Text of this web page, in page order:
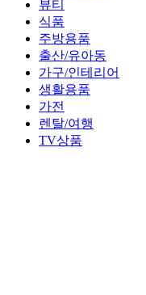
뷰티
식품
주방용품
출산/유아동
가구/인테리어
생활용품
가전
렌탈/여행
TV상품